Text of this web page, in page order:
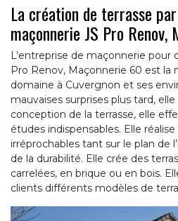
La création de terrasse
maçonnerie JS Pro Renov,
L’entreprise de maçonnerie pour
Pro Renov, Maçonnerie 60 est la
domaine à Cuvergnon et ses
mauvaises surprises plus tard,
conception de la terrasse, elle
études indispensables. Elle
irréprochables tant sur le plan de
de la durabilité. Elle crée des
carrelées, en brique ou en bois.
clients différents modèles de